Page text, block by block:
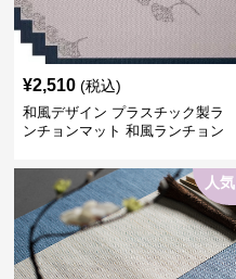
¥2,510 (税込)
和風デザイン プラスチック製ラ
ンチョンマット 和風ランチョン
イト帯
人気